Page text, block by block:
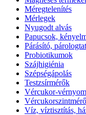
Méregtelenítés
Mérlegek
Nyugodt alvás
Papucsok,
Párásító,
Probiotikumok
Szájhigiénia
Szépségápolás
Testzsírmérők
Vércukor-
Víz, víztisztítás,